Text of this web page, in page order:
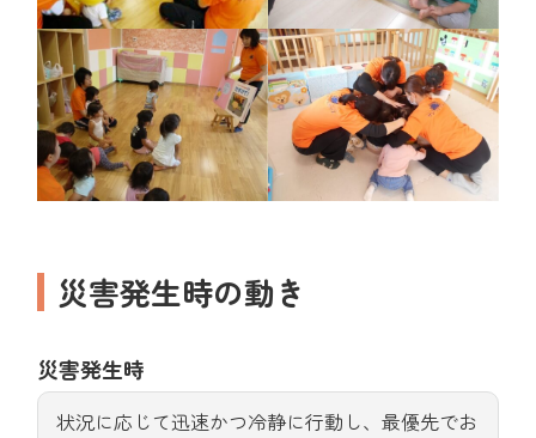
災害発生時の動き
災害発生時
状況に応じて迅速かつ冷静に行動し、最優先でお